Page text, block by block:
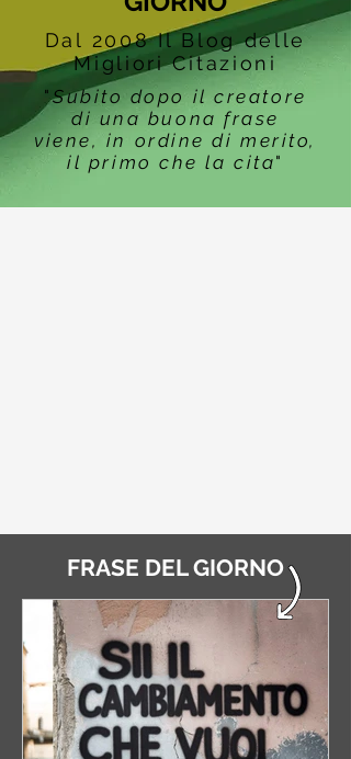
Dal 2008 Il Blog delle
Migliori Citazioni
"Subito dopo il creatore
di una buona frase
viene, in ordine di merito,
il primo che la cita"
FRASE DEL GIORNO